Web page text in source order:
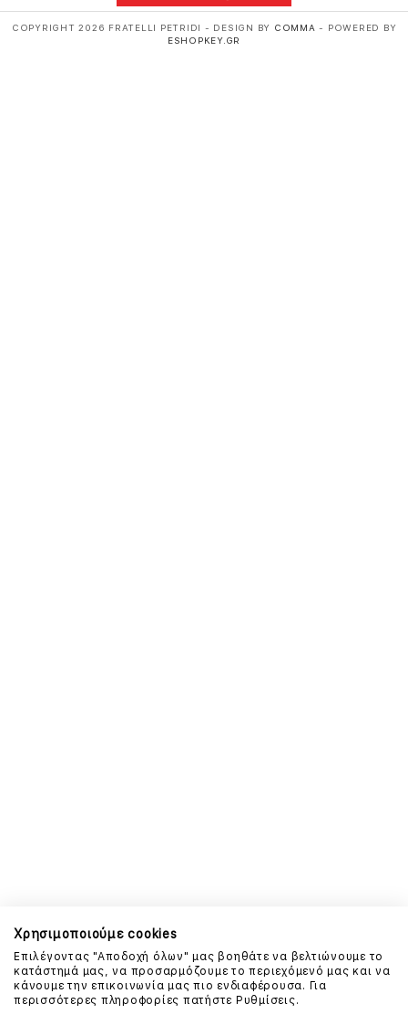
COPYRIGHT 2026 FRATELLI PETRIDI - DESIGN BY COMMA- POWERED BY
ESHOPKEY.GR
Χρησιμοποιούμε cookies
Επιλέγοντας "Αποδοχή όλων" μας βοηθάτε να βελτιώνουμε το
κατάστημά μας, να προσαρμόζουμε το περιεχόμενό μας και να
κάνουμε την επικοινωνία μας πιο ενδιαφέρουσα. Για
περισσότερες πληροφορίες πατήστε Ρυθμίσεις.